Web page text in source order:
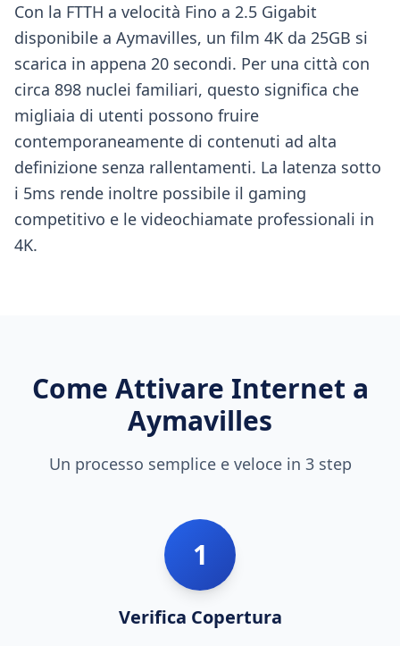
Con la FTTH a velocità Fino a 2.5 Gigabit
disponibile a Aymavilles, un film 4K da 25GB si
scarica in appena 20 secondi. Per una città con
circa 898 nuclei familiari, questo significa che
migliaia di utenti possono fruire
contemporaneamente di contenuti ad alta
definizione senza rallentamenti. La latenza sotto
i 5ms rende inoltre possibile il gaming
competitivo e le videochiamate professionali in
4K.
Come Attivare Internet a
Aymavilles
Un processo semplice e veloce in 3 step
1
Verifica Copertura